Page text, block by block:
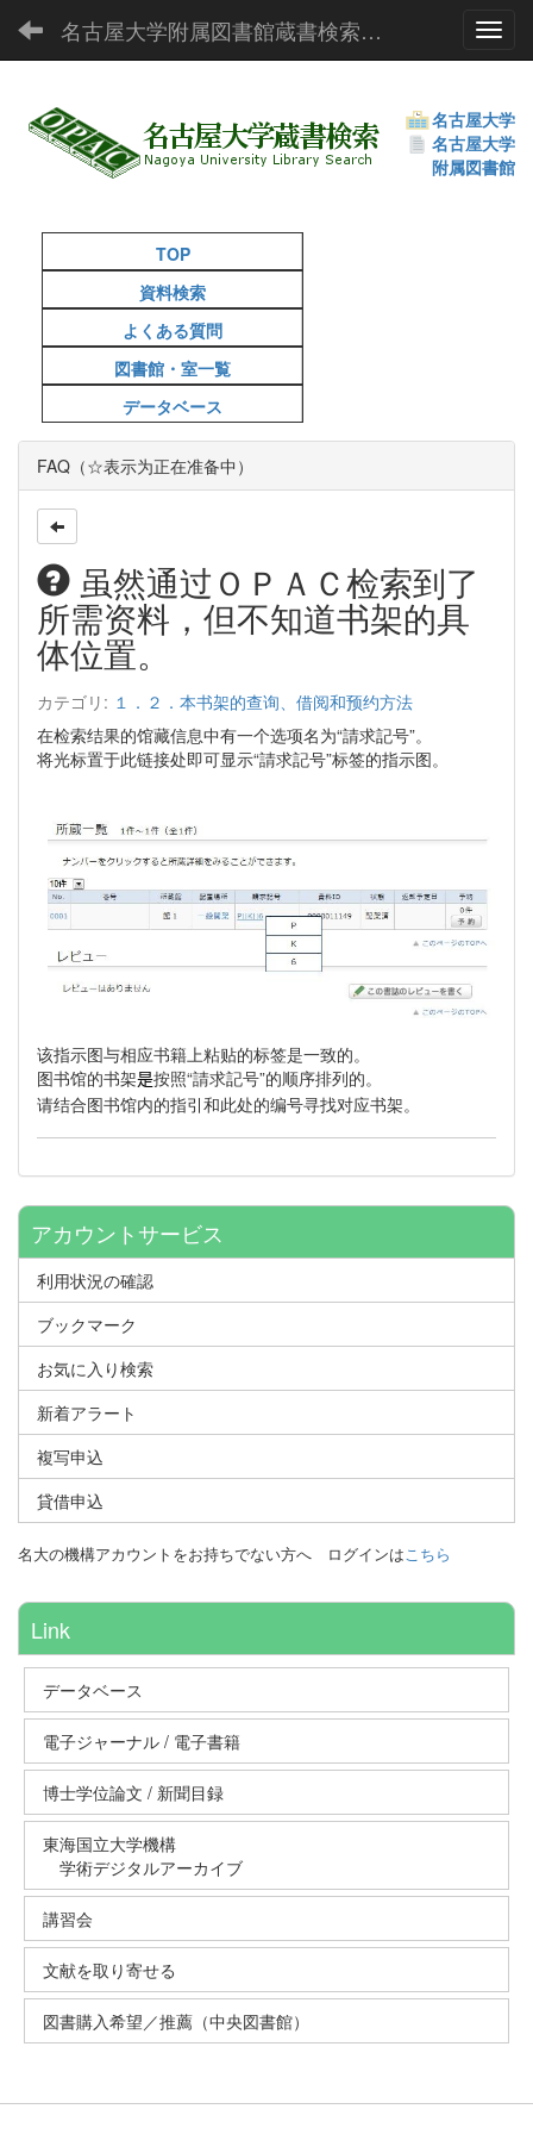
名古屋大学附属図書館蔵書検索（OPAC）
名古屋大学
名古屋大学
附属図書館
TOP
資料検索
よくある質問
図書館・室一覧
データベース
FAQ（☆表示为正在准备中）
虽然通过ＯＰＡＣ检索到了
所需资料，但不知道书架的具
体位置。
カテゴリ: １．２．本书架的查询、借阅和预约方法
在检索结果的馆藏信息中有一个选项名为“請求記号”。
将光标置于此链接处即可显示“請求記号”标签的指示图。
该指示图与相应书籍上粘贴的标签是一致的。
图书馆的书架是按照“請求記号”的顺序排列的。
请结合图书馆内的指引和此处的编号寻找对应书架。
アカウントサービス
利用状況の確認
ブックマーク
お気に入り検索
新着アラート
複写申込
貸借申込
名大の機構アカウントをお持ちでない方へ ログインはこちら
Link
データベース
電子ジャーナル / 電子書籍
博士学位論文 / 新聞目録
東海国立大学機構
学術デジタルアーカイブ
講習会
文献を取り寄せる
図書購入希望／推薦（中央図書館）